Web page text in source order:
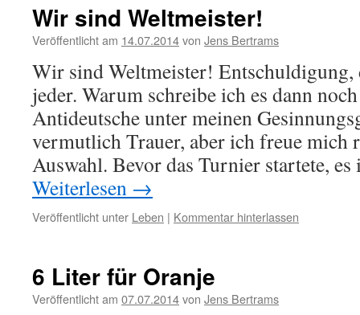
Wir sind Weltmeister!
Veröffentlicht am 14.07.2014von Jens Bertrams
Wir sind Weltmeister! Entschuldigung,
jeder. Warum schreibe ich es dann
Antideutsche unter meinen
vermutlich Trauer, aber ich freue
Auswahl. Bevor das Turnier startete,
Weiterlesen →
Veröffentlicht unter Leben | Kommentar hinterlassen
6 Liter für Oranje
Veröffentlicht am 07.07.2014von Jens Bertrams